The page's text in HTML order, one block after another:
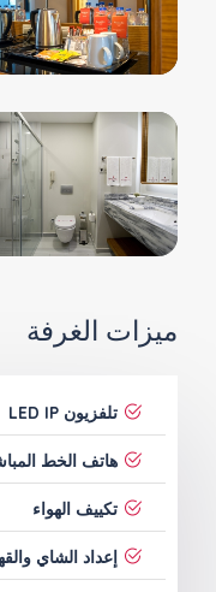
ميزات الغرفة
تلفزيون LED IP
هاتف الخط
تكييف الهواء
إعداد الشاي